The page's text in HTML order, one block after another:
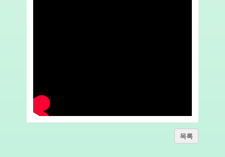
목록